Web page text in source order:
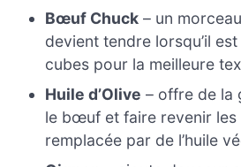
Bœuf Chuck – un
devient tendre lorsqu’il
cubes pour la meilleure
Huile d’Olive – offre de la
le bœuf et faire revenir les
remplacée par de l’huile